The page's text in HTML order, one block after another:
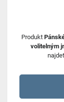
Produkt
volitelným